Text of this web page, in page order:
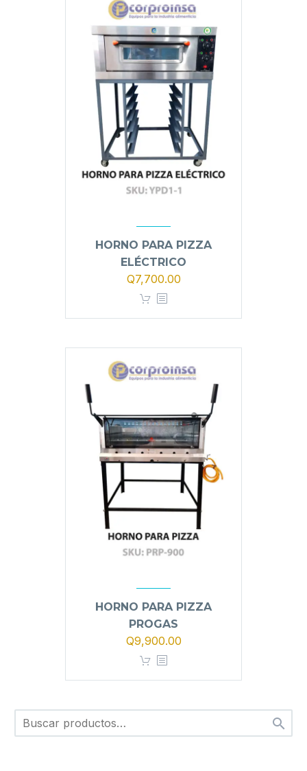
HORNO PARA PIZZA
ELÉCTRICO
Q7,700.00
HORNO PARA PIZZA
PROGAS
Q9,900.00
